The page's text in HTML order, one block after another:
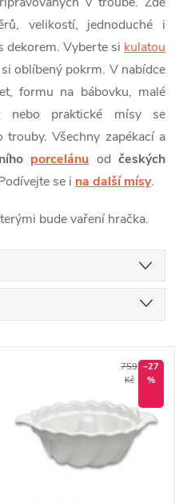
velikostí, jednoduché i
dekorem. Vyberte si kulatou
oblíbený pokrm. V nabídce
formu na bábovku, malé
nebo praktické mísy se
Všechny zapékací a
porcelánu odčeských
se i na další mísy.
bude vaření hračka.
759
Kč
–27
%